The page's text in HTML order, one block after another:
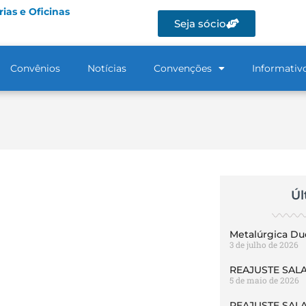
e Oficinas
Seja sócio
Convênios Notícias Convenções
Metalúrgica
3 de julho de 2026
REAJUSTE
5 de maio de 2026